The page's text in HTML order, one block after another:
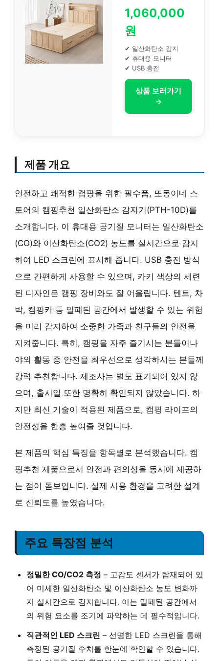
1,060,000
원
✔ 일산화탄소 감지
✔ 휴대용 모니터
✔ USB 충전
상품 보러가기
→
제품 개요
안전하고 쾌적한 캠핑을 위한 필수품, 또몽이네 스
토어의 캠핑추천 일산화탄소 감지기(PTH-10D)를
소개합니다. 이 휴대용 공기질 모니터는 일산화탄소
(CO)와 이산화탄소(CO2) 농도를 실시간으로 감지
하여 LED 스크린에 표시해 줍니다. USB 충전 방식
으로 간편하게 사용할 수 있으며, 카키 색상의 세련
된 디자인은 캠핑 장비와도 잘 어울립니다. 텐트, 차
박, 캠핑카 등 밀폐된 공간에서 발생할 수 있는 위험
을 미리 감지하여 소중한 가족과 친구들의 안전을
지켜줍니다. 특히, 캠핑을 자주 즐기시는 분들이나
야외 활동 중 안전을 최우선으로 생각하시는 분들께
강력 추천합니다. 제조사는 별도 표기되어 있지 않
으며, 출시일 또한 명확히 확인되지 않았습니다. 하
지만 최신 기술이 적용된 제품으로, 캠핑 라이프의
안전성을 한층 높여줄 것입니다.
본 제품의 핵심 특징을 항목별로 분석했습니다. 캠
핑추천 제품으로서 안전과 편의성을 동시에 제공하
는 점이 돋보입니다. 실제 사용 환경을 고려한 설계
로 신뢰도를 높였습니다.
주요 특장점 분석
정밀한 CO/CO2 측정 – 고감도 센서가 탑재되어 있
어 미세한 일산화탄소 및 이산화탄소 농도 변화까
지 실시간으로 감지합니다. 이는 밀폐된 공간에서
의 위험 요소를 조기에 파악하는 데 필수적입니다.
직관적인 LED 스크린 – 선명한 LED 스크린을 통해
측정된 공기질 수치를 한눈에 확인할 수 있습니다.